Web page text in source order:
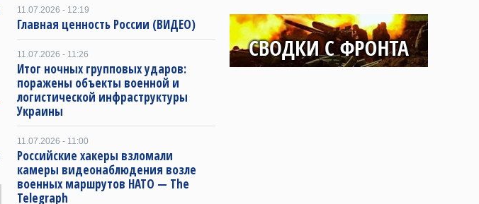
11.07.2026 - 12:19
Главная ценность России (ВИДЕО)
11.07.2026 - 11:26
Итог ночных групповых ударов:
поражены объекты военной и
логистической инфраструктуры
Украины
11.07.2026 - 11:00
Российские хакеры взломали
камеры видеонаблюдения возле
военных маршрутов НАТО — The
Telegraph